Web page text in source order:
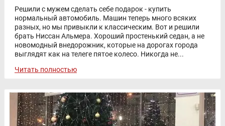
Решили с мужем сделать себе подарок - купить
нормальный автомобиль. Машин теперь много всяких
разных, но мы привыкли к классическим. Вот и решили
брать Ниссан Альмера. Хороший простенький седан, а не
новомодный внедорожник, которые на дорогах города
выглядят как на телеге пятое колесо. Никогда не...
Читать полностью